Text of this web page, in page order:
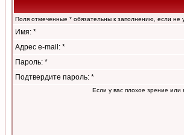
Поля отмеченные * обязательны к заполнению, если не
Имя: *
Адрес e-mail: *
Пароль: *
Подтвердите пароль: *
Если у вас плохое зрение или